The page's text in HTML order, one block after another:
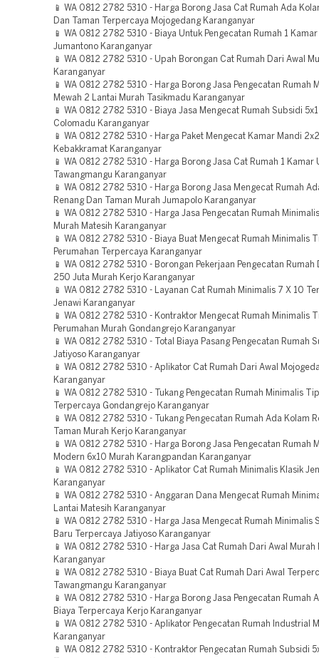
📱 WA 0812 2782 5310 - Harga Borong Jasa Cat Rumah Ada
Dan Taman Terpercaya Mojogedang Karanganyar
📱 WA 0812 2782 5310 - Biaya Untuk Pengecatan Rumah 1
Jumantono Karanganyar
📱 WA 0812 2782 5310 - Upah Borongan Cat Rumah Dari Awal
Karanganyar
📱 WA 0812 2782 5310 - Harga Borong Jasa Pengecatan Rumah
Mewah 2 Lantai Murah Tasikmadu Karanganyar
📱 WA 0812 2782 5310 - Biaya Jasa Mengecat Rumah Subsidi
Colomadu Karanganyar
📱 WA 0812 2782 5310 - Harga Paket Mengecat Kamar Mandi
Kebakkramat Karanganyar
📱 WA 0812 2782 5310 - Harga Borong Jasa Cat Rumah 1 Kamar
Tawangmangu Karanganyar
📱 WA 0812 2782 5310 - Harga Borong Jasa Mengecat Rumah
Renang Dan Taman Murah Jumapolo Karanganyar
📱 WA 0812 2782 5310 - Harga Jasa Pengecatan Rumah
Murah Matesih Karanganyar
📱 WA 0812 2782 5310 - Biaya Buat Mengecat Rumah Minimalis
Perumahan Terpercaya Karanganyar
📱 WA 0812 2782 5310 - Borongan Pekerjaan Pengecatan Rumah
250 Juta Murah Kerjo Karanganyar
📱 WA 0812 2782 5310 - Layanan Cat Rumah Minimalis 7 X 10
Jenawi Karanganyar
📱 WA 0812 2782 5310 - Kontraktor Mengecat Rumah Minimalis
Perumahan Murah Gondangrejo Karanganyar
📱 WA 0812 2782 5310 - Total Biaya Pasang Pengecatan Rumah
Jatiyoso Karanganyar
📱 WA 0812 2782 5310 - Aplikator Cat Rumah Dari Awal
Karanganyar
📱 WA 0812 2782 5310 - Tukang Pengecatan Rumah Minimalis
Terpercaya Gondangrejo Karanganyar
📱 WA 0812 2782 5310 - Tukang Pengecatan Rumah Ada Kolam
Taman Murah Kerjo Karanganyar
📱 WA 0812 2782 5310 - Harga Borong Jasa Pengecatan Rumah
Modern 6x10 Murah Karangpandan Karanganyar
📱 WA 0812 2782 5310 - Aplikator Cat Rumah Minimalis Klasik
Karanganyar
📱 WA 0812 2782 5310 - Anggaran Dana Mengecat Rumah
Lantai Matesih Karanganyar
📱 WA 0812 2782 5310 - Harga Jasa Mengecat Rumah Minimalis
Baru Terpercaya Jatiyoso Karanganyar
📱 WA 0812 2782 5310 - Harga Jasa Cat Rumah Dari Awal Murah
Karanganyar
📱 WA 0812 2782 5310 - Biaya Buat Cat Rumah Dari Awal
Tawangmangu Karanganyar
📱 WA 0812 2782 5310 - Harga Borong Jasa Pengecatan Rumah
Biaya Terpercaya Kerjo Karanganyar
📱 WA 0812 2782 5310 - Aplikator Pengecatan Rumah Industrial
Karanganyar
📱 WA 0812 2782 5310 - Kontraktor Pengecatan Rumah Subsidi